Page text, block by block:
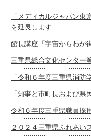
「メディカルジャパン
を延長します
館長講座「宇宙からわが
三重県総合文化センター
「令和６年度三重県消
「知事と市町長および
令和６年度三重県職員採
２０２４三重県ふれあい